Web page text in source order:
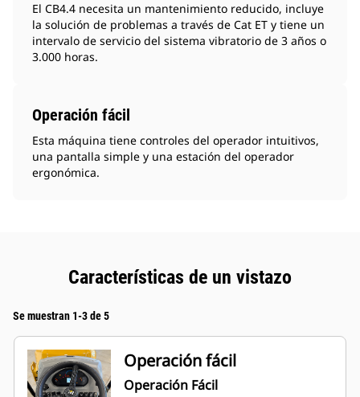
El CB4.4 necesita un mantenimiento reducido, incluye
la solución de problemas a través de Cat ET y tiene un
intervalo de servicio del sistema vibratorio de 3 años o
3.000 horas.
Operación fácil
Esta máquina tiene controles del operador intuitivos,
una pantalla simple y una estación del operador
ergonómica.
Características de un vistazo
Se muestran 1-3 de 5
Operación fácil
Operación Fácil